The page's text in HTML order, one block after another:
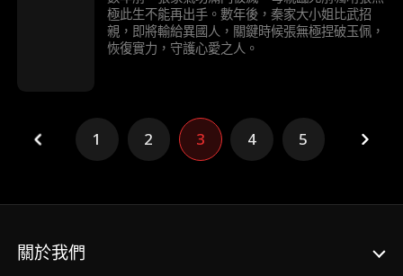
極此生不能再出手。數年後，秦家大小姐比武招
親，即將輸給異國人，關鍵時候張無極捏破玉佩，
恢復實力，守護心愛之人。
1 2 3 4 5
關於我們